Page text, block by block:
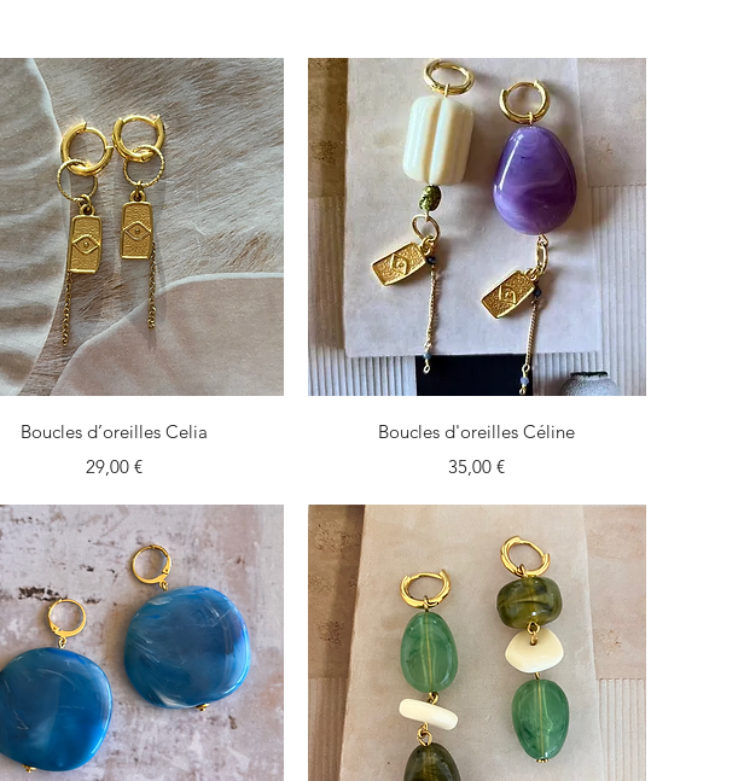
Aperçu rapide
Boucles d’oreilles Celia
Prix
29,00 €
Aperçu rapide
Boucles d'oreilles Céline
Prix
35,00 €